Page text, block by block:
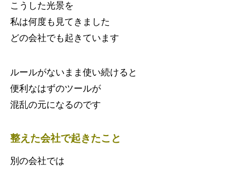
こうした光景を
私は何度も見てきました
どの会社でも起きています
ルールがないまま使い続けると
便利なはずのツールが
混乱の元になるのです
整えた会社で起きたこと
別の会社では